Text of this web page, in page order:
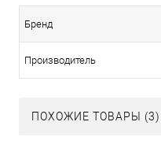
Бренд
Производитель
ПОХОЖИЕ ТОВАРЫ (3)